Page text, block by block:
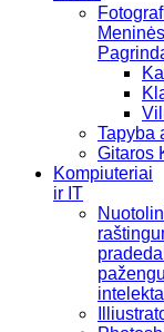
Tapyba
Gitaros
Kompiuteriai
ir IT